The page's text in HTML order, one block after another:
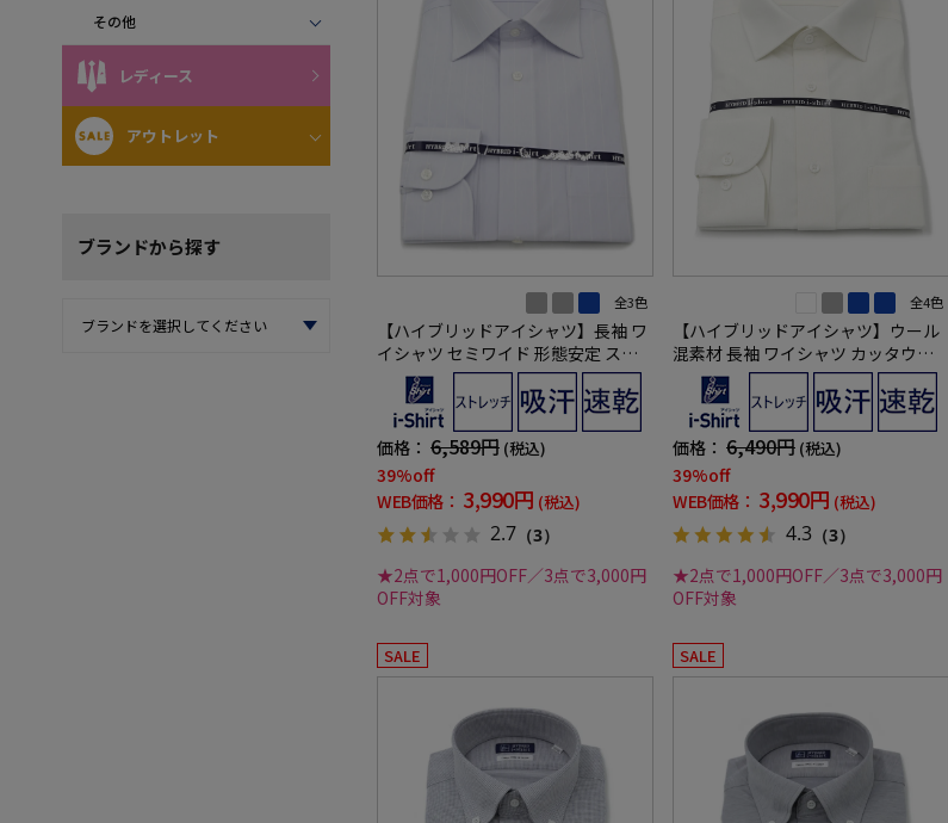
その他
レディース
アウトレット
ブランドから探す
全3色
【ハイブリッドアイシャツ】長袖 ワ
イシャツ セミワイド 形態安定 スト
レッチ 杢調 ワイドストライプ 通年
価格： 6,589円 (税込)
39%off
WEB価格： 3,990円 (税込)
2.7 （3）
★2点で1,000円OFF／3点で3,000円
OFF対象
全4色
【ハイブリッドアイシャツ】ウール
混素材 長袖 ワイシャツ カッタウェ
イ 形態安定 織柄無地 通年
価格： 6,490円 (税込)
39%off
WEB価格： 3,990円 (税込)
4.3 （3）
★2点で1,000円OFF／3点で3,000円
OFF対象
SALE SALE